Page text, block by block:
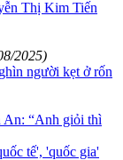
Thị Kim Tiến
2025)
người kẹt ở rốn
An: “Anh giỏi thì
tế', 'quốc gia'